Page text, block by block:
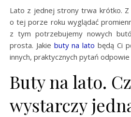
Lato z jednej strony trwa krótko. Z drugiej jednak chcemy
o tej porze roku wyglądać
z tym potrzebujemy nowych
prosta. Jakie buty na lato będą Ci
innych, praktycznych pytań
Buty na lato.
wystarczy